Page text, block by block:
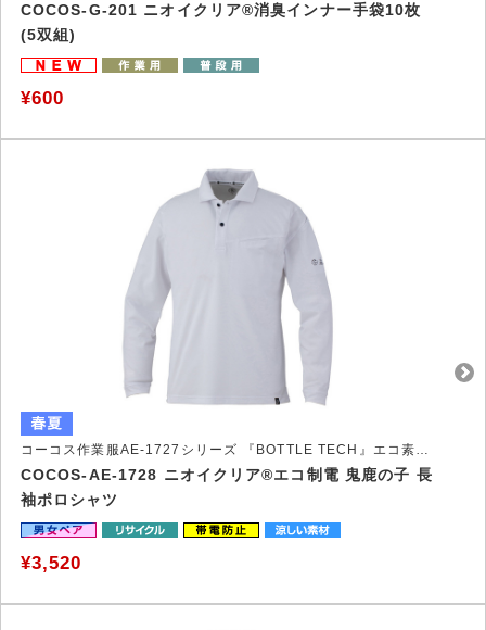
COCOS-G-201 ニオイクリア®消臭インナー手袋10枚
(5双組)
¥600
COCOS-AE-1728 ニオイクリア®エコ制電 鬼鹿の子 長
袖ポロシャツ
¥3,520